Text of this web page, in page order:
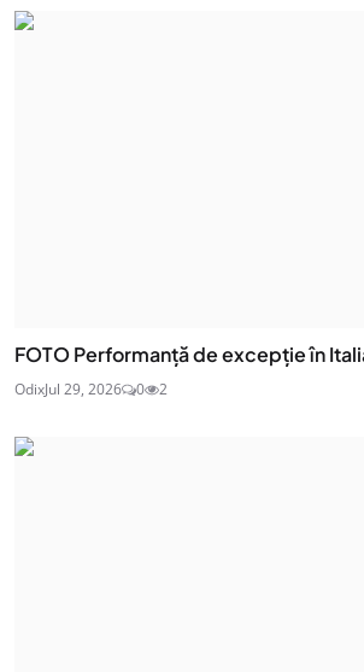
FOTO Performanță de excepție în
OdixJul 29, 2026 0 2